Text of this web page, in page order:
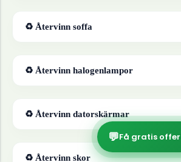
♻ Återvinn soffa
♻ Återvinn halogenlampor
♻ Återvinn datorskärmar
♻ Återvinn skor
💬Få gratis